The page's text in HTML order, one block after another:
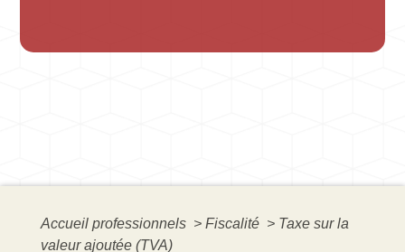
Accueil professionnels > Fiscalité > Taxe sur la
valeur ajoutée (TVA)